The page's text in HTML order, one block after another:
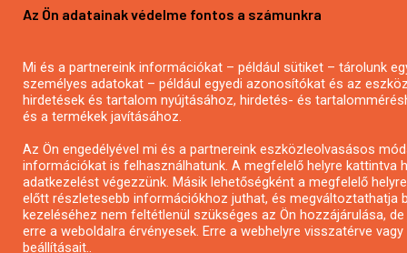
Bemutatkozás
Hírlevél feliratkozás
Impresszum
Kapcsolat
Az Ön adatainak védelme fontos a számunkra
Mi és a partnereink információkat – például sütiket – tárolunk
személyes adatokat – például egyedi azonosítókat és az
hirdetések és tartalom nyújtásához, hirdetés- és
és a termékek javításához.
Az Ön engedélyével mi és a partnereink eszközleolvasásos
információkat is felhasználhatunk. A megfelelő helyre
adatkezelést végezzünk. Másik lehetőségként a megfelelő
előtt részletesebb információkhoz juthat, és megváltoztathatja
kezeléséhez nem feltétlenül szükséges az Ön hozzájárulása,
erre a weboldalra érvényesek. Erre a webhelyre visszatérve
beállításait..